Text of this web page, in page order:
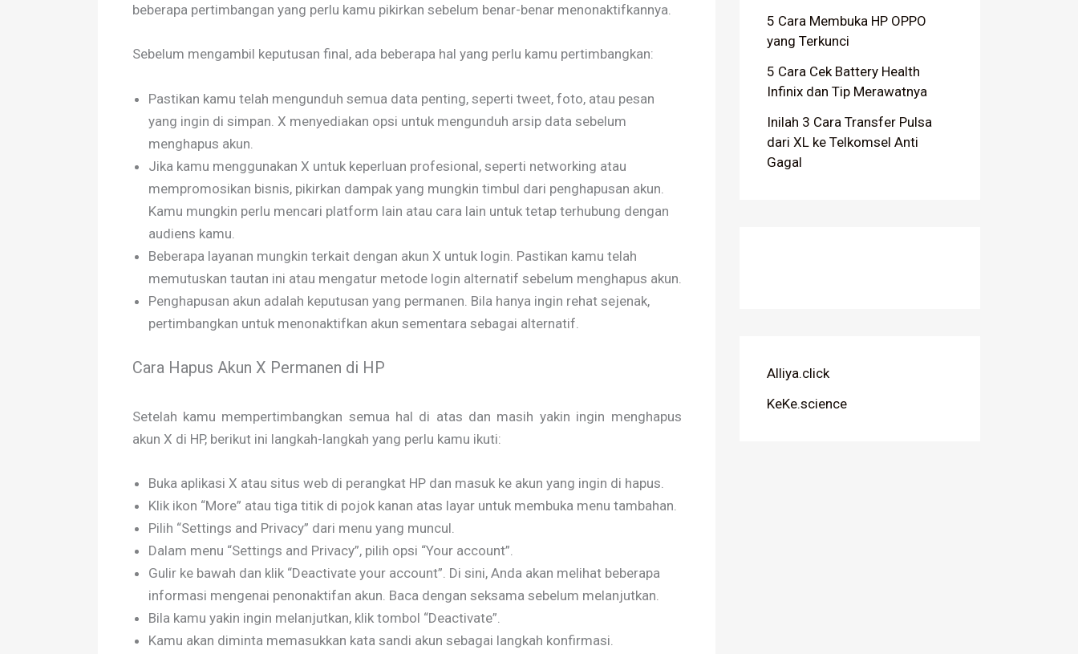
beberapa pertimbangan yang perlu kamu pikirkan sebelum benar-benar menonaktifkannya.
Sebelum mengambil keputusan final, ada beberapa hal yang perlu kamu pertimbangkan:
Pastikan kamu telah mengunduh semua data penting, seperti tweet, foto, atau pesan
yang ingin di simpan. X menyediakan opsi untuk mengunduh arsip data sebelum
menghapus akun.
Jika kamu menggunakan X untuk keperluan profesional, seperti networking atau
mempromosikan bisnis, pikirkan dampak yang mungkin timbul dari penghapusan akun.
Kamu mungkin perlu mencari platform lain atau cara lain untuk tetap terhubung dengan
audiens kamu.
Beberapa layanan mungkin terkait dengan akun X untuk login. Pastikan kamu telah
memutuskan tautan ini atau mengatur metode login alternatif sebelum menghapus akun.
Penghapusan akun adalah keputusan yang permanen. Bila hanya ingin rehat sejenak,
pertimbangkan untuk menonaktifkan akun sementara sebagai alternatif.
Cara Hapus Akun X Permanen di HP
Setelah kamu mempertimbangkan semua hal di atas dan masih yakin ingin menghapus
akun X di HP, berikut ini langkah-langkah yang perlu kamu ikuti:
Buka aplikasi X atau situs web di perangkat HP dan masuk ke akun yang ingin di hapus.
Klik ikon “More” atau tiga titik di pojok kanan atas layar untuk membuka menu tambahan.
Pilih “Settings and Privacy” dari menu yang muncul.
Dalam menu “Settings and Privacy”, pilih opsi “Your account”.
Gulir ke bawah dan klik “Deactivate your account”. Di sini, Anda akan melihat beberapa
informasi mengenai penonaktifan akun. Baca dengan seksama sebelum melanjutkan.
Bila kamu yakin ingin melanjutkan, klik tombol “Deactivate”.
Kamu akan diminta memasukkan kata sandi akun sebagai langkah konfirmasi.
5 Cara Membuka HP OPPO
yang Terkunci
5 Cara Cek Battery Health
Infinix dan Tip Merawatnya
Inilah 3 Cara Transfer Pulsa
dari XL ke Telkomsel Anti
Gagal
Alliya.click
KeKe.science